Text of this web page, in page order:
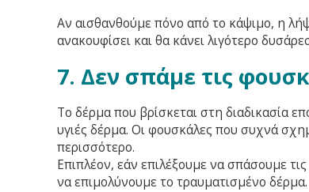
Αν αισθανθούμε πόνο από το κάψιμο, η
ανακουφίσει και θα κάνει λιγότερο
7. Δεν σπάμε τις
Το δέρμα που βρίσκεται στη διαδικασία
υγιές δέρμα. Οι φουσκάλες που συχνά
περισσότερο.
Επιπλέον, εάν επιλέξουμε να σπάσουμε
να επιμολύνουμε το τραυματισμένο δέρμα.